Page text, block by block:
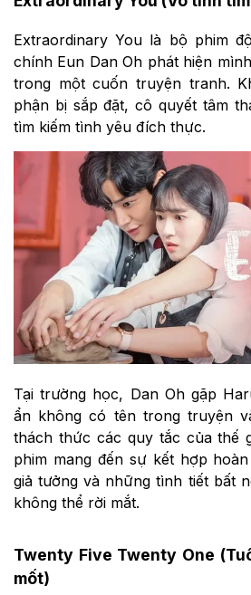
Extraordinary You là bộ phim
chính Eun Dan Oh phát hiện
trong một cuốn truyện tranh.
phận bị sắp đặt, cô quyết tâm
tìm kiếm tình yêu đích thực.
Tại trường học, Dan Oh gặp
ẩn không có tên trong truyện
thách thức các quy tắc của thế
phim mang đến sự kết hợp
giả tưởng và những tình tiết bất
không thể rời mắt.
Twenty Five Twenty One
mốt)